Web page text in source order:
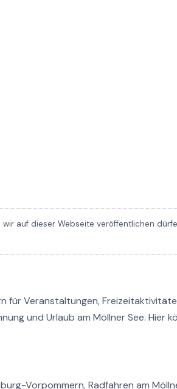
wir auf dieser Webseite veröffentlichen
für Veranstaltungen,
und Urlaub am Möllner See. Hier
Vorpommern, Radfahren am